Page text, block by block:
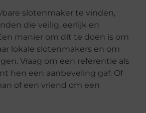
slotenmaker te vinden,
die veilig, eerlijk en
manier om dit te doen is om
lokale slotenmakers en om
Vraag om een referentie als
hen een aanbeveling gaf. Of
of een vriend om een